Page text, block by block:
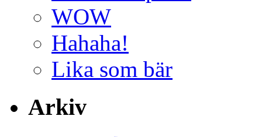
WOW
Hahaha!
Lika som bär
Arkiv